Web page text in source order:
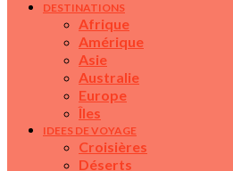
DESTINATIONS
Afrique
Amérique
Asie
Australie
Europe
Îles
IDEES DE VOYAGE
Croisières
Déserts